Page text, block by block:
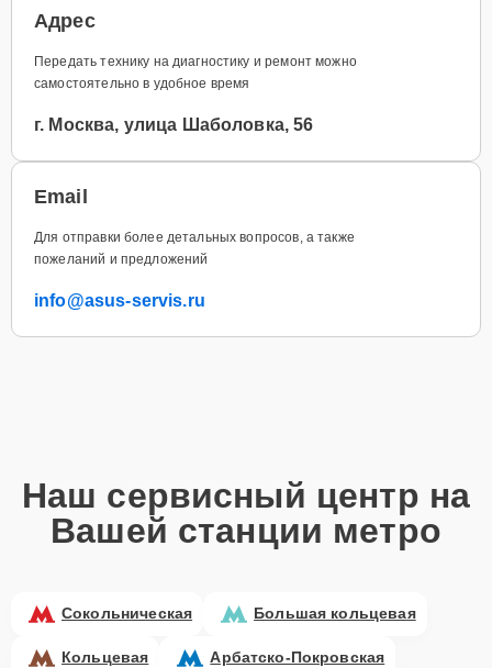
Адрес
Передать технику на диагностику и ремонт можно
самостоятельно в удобное время
г. Москва, улица Шаболовка, 56
Email
Для отправки более детальных вопросов, а также
пожеланий и предложений
info@asus-servis.ru
Наш сервисный центр на
Вашей станции метро
Сокольническая Большая кольцевая
Кольцевая Арбатско-Покровская